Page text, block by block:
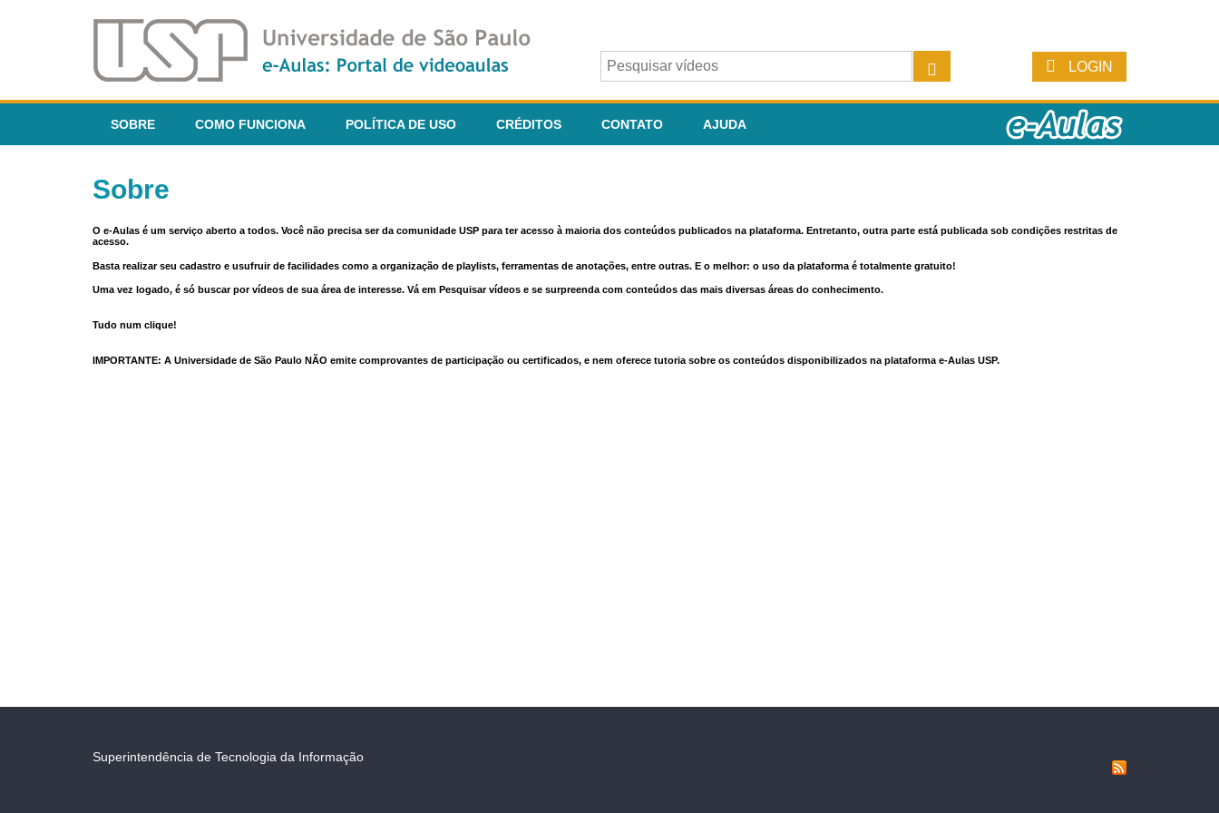
LOGIN
SOBRE COMO FUNCIONA POLÍTICA DE USO CRÉDITOS CONTATO AJUDA
Sobre
O e-Aulas é um serviço aberto a todos. Você não precisa ser da comunidade USP para ter acesso à maioria dos conteúdos publicados na plataforma. Entretanto, outra parte está publicada sob condições restritas de
acesso.
Basta realizar seu cadastro e usufruir de facilidades como a organização de playlists, ferramentas de anotações, entre outras. E o melhor: o uso da plataforma é totalmente gratuito!
Uma vez logado, é só buscar por vídeos de sua área de interesse. Vá em Pesquisar vídeos e se surpreenda com conteúdos das mais diversas áreas do conhecimento.
Tudo num clique!
IMPORTANTE: A Universidade de São Paulo NÃO emite comprovantes de participação ou certificados, e nem oferece tutoria sobre os conteúdos disponibilizados na plataforma e-Aulas USP.
Superintendência de Tecnologia da Informação